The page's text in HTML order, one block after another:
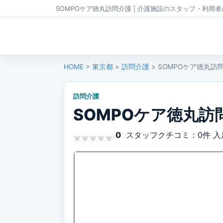
SOMPOケア徳丸訪問介護 | 介護施設のスタッフ・利用
HOME > 東京都 > 訪問介護 > SOMPOケア徳丸訪
訪問介護
SOMPOケア徳丸訪
★ ★ ★ ★ ★
★ ★ ★ ★ ★ 0 スタッフクチコミ：0件